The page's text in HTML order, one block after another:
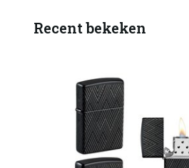
Recent bekeken